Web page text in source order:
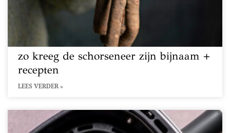
zo kreeg de schorseneer zijn bijnaam +
recepten
LEES VERDER »